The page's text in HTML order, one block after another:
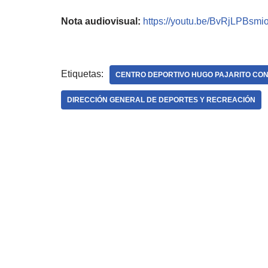
Nota audiovisual: https://youtu.be/
Etiquetas: CENTRO DEPORTIVO HUGO PAJARITO
DIRECCIÓN GENERAL DE DEPORTES Y RECREACIÓN